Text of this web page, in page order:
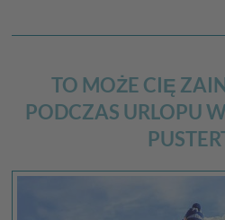
TO MOŻE CIĘ
PODCZAS URLOPU